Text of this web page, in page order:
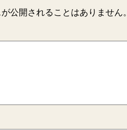
公開されることはありません。